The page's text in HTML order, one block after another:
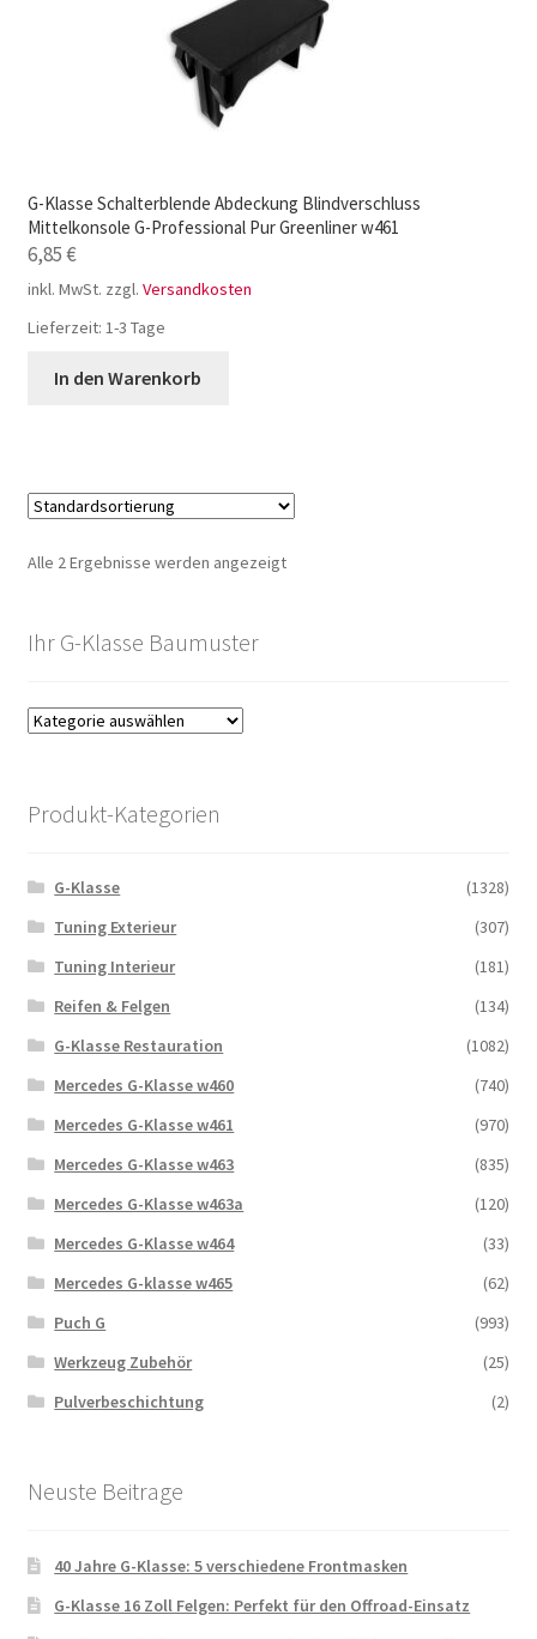
G-Klasse Schalterblende Abdeckung Blindverschluss
Mittelkonsole G-Professional Pur Greenliner w461
6,85€
inkl. MwSt. zzgl. Versandkosten
Lieferzeit: 1-3 Tage
In den Warenkorb
Alle 2 Ergebnisse werden angezeigt
Ihr G-Klasse Baumuster
Produkt-Kategorien
G-Klasse
(1328)
Tuning Exterieur
(307)
Tuning Interieur
(181)
Reifen & Felgen
(134)
G-Klasse Restauration
(1082)
Mercedes G-Klasse w460
(740)
Mercedes G-Klasse w461
(970)
Mercedes G-Klasse w463
(835)
Mercedes G-Klasse w463a
(120)
Mercedes G-Klasse w464
(33)
Mercedes G-klasse w465
(62)
Puch G
(993)
Werkzeug Zubehör
(25)
Pulverbeschichtung
(2)
Neuste Beitrage
40 Jahre G-Klasse: 5 verschiedene Frontmasken
G-Klasse 16 Zoll Felgen: Perfekt für den Offroad-Einsatz